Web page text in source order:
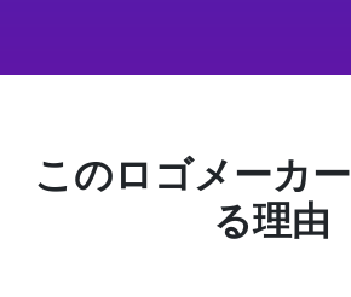
このロゴメーカ
る理由